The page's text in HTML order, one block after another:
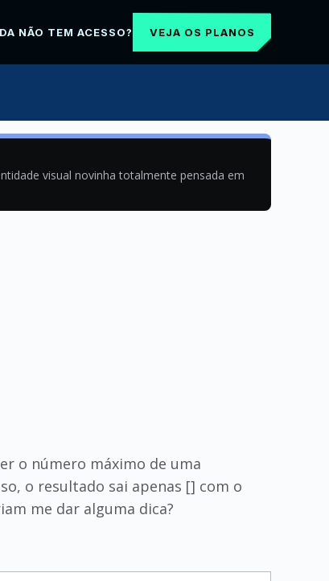
NÃO TEM ACESSO? VEJA OS PLANOS
visual novinha totalmente pensada em
o número máximo de uma
o resultado sai apenas [] com o
me dar alguma dica?